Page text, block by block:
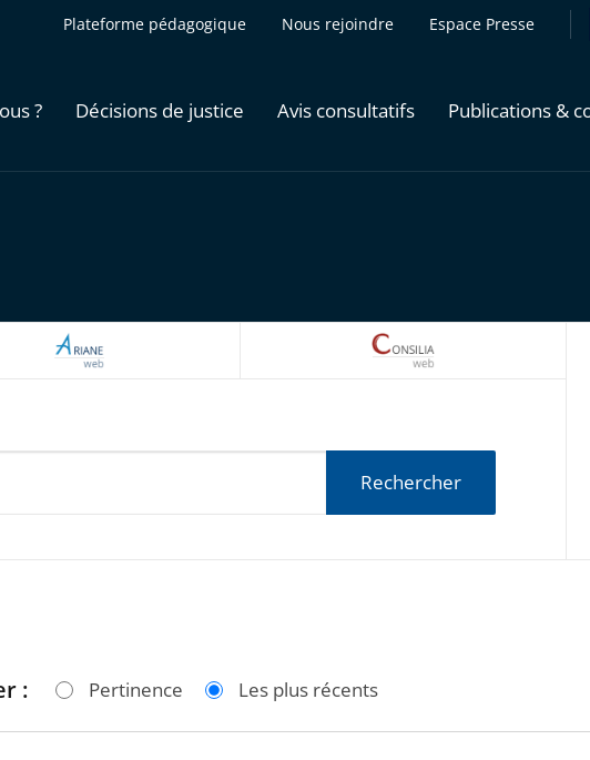
Plateforme pédagogique Nous rejoindre Espace Presse
? Décisions de justice Avis consultatifs Publications &
ARIANEWEB
Rechercher
: Pertinence Les plus récents